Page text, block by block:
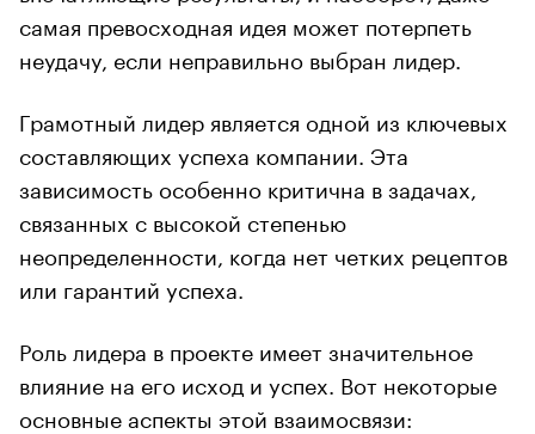
самая превосходная идея может потерпеть
неудачу, если неправильно выбран лидер.
Грамотный лидер является одной из ключевых
составляющих успеха компании. Эта
зависимость особенно критична в задачах,
связанных с высокой степенью
неопределенности, когда нет четких рецептов
или гарантий успеха.
Роль лидера в проекте имеет значительное
влияние на его исход и успех. Вот некоторые
основные аспекты этой взаимосвязи: